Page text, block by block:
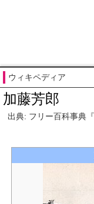
ウィキペディア
加藤芳郎
出典: フリー百科事典